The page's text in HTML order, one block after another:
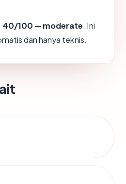
40/100 — moderate. Ini
dan hanya teknis.